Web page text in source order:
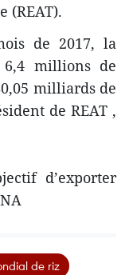
(REAT).
de 2017, la
millions de
milliards de
de REAT ,
d’exporter
de riz